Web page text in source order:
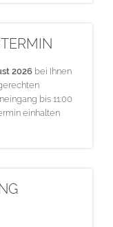
2026 bei Ihnen
bis 11:00
einhalten